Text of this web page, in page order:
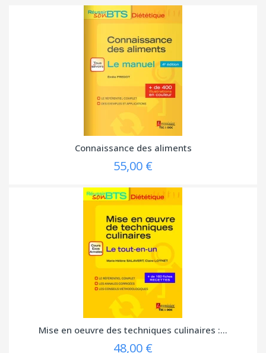
Connaissance des aliments
55,00 €
Mise en oeuvre des techniques culinaires :...
48,00 €